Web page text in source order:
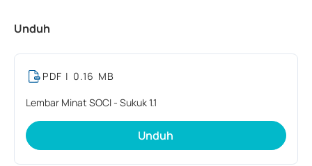
Unduh
PDF | 0.16 MB
Lembar Minat SOCI - Sukuk 1.1
Unduh